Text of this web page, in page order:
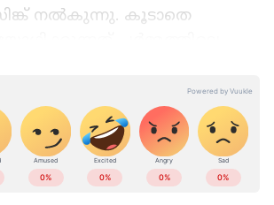
നൽകുന്നു. കൂടാതെ
നിർജ്ജീവ കോശങ്ങൾ നീക്കം
ഉപയോഗിക്കാം. ഇതിലെ